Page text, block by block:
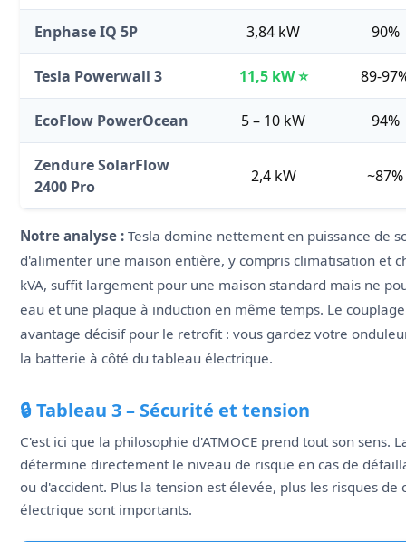
Enphase IQ 5P 3,84 kW 90%
Tesla Powerwall 3 11,5 kW ⭐ 89-
EcoFlow PowerOcean 5 – 10 kW 94%
Zendure SolarFlow
2400 Pro
2,4 kW ~87%
Notre analyse : Tesla domine nettement en puissance de
d'alimenter une maison entière, y compris climatisation et
kVA, suffit largement pour une maison standard mais ne
eau et une plaque à induction en même temps. Le couplage
avantage décisif pour le retrofit : vous gardez votre
la batterie à côté du tableau électrique.
🔒 Tableau 3 – Sécurité et tension
C'est ici que la philosophie d'ATMOCE prend tout son sens.
détermine directement le niveau de risque en cas de
ou d'accident. Plus la tension est élevée, plus les risques de
électrique sont importants.